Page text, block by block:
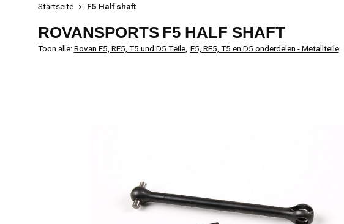
Startseite F5 Half shaft
ROVANSPORTS F5 HALF SHAFT
Toon alle:Rovan F5, RF5, T5 und D5 Teile, F5, RF5, T5 en D5 onderdelen - Metallteile